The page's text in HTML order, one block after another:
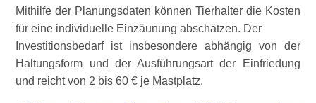
Mithilfe der Planungsdaten können Tierhalter die Kosten
für eine individuelle Einzäunung abschätzen. Der
Investitionsbedarf ist insbesondere abhängig von der
Haltungsform und der Ausführungsart der Einfriedung
und reicht von 2 bis 60 € je Mastplatz.